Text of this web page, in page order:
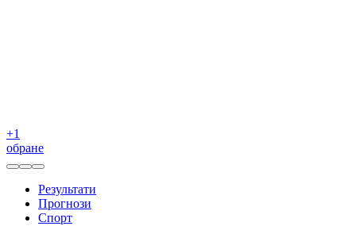
+1
обране
Результати
Прогнози
Спорт